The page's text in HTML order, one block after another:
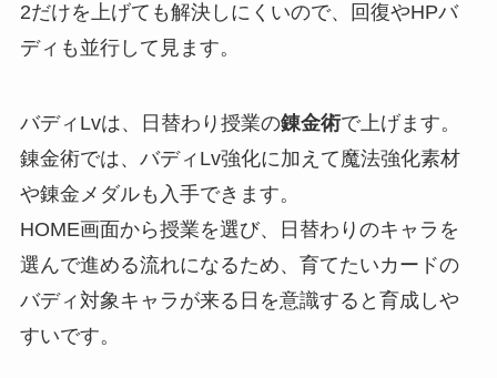
2だけを上げても解決しにくいので、回復やHPバ
ディも並行して見ます。
バディLvは、日替わり授業の錬金術で上げます。
錬金術では、バディLv強化に加えて魔法強化素材
や錬金メダルも入手できます。
HOME画面から授業を選び、日替わりのキャラを
選んで進める流れになるため、育てたいカードの
バディ対象キャラが来る日を意識すると育成しや
すいです。